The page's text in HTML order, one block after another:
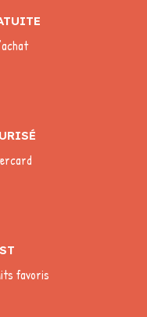
favoris